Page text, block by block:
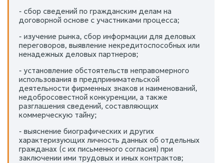
- сбор сведений по гражданским делам на
договорной основе с участниками процесса;
- изучение рынка, сбор информации для деловых
переговоров, выявление некредитоспособных или
ненадежных деловых партнеров;
- установление обстоятельств неправомерного
использования в предпринимательской
деятельности фирменных знаков и наименований,
недобросовестной конкуренции, а также
разглашения сведений, составляющих
коммерческую тайну;
- выяснение биографических и других
характеризующих личность данных об отдельных
гражданах (с их письменного согласия) при
заключении ими трудовых и иных контрактов;